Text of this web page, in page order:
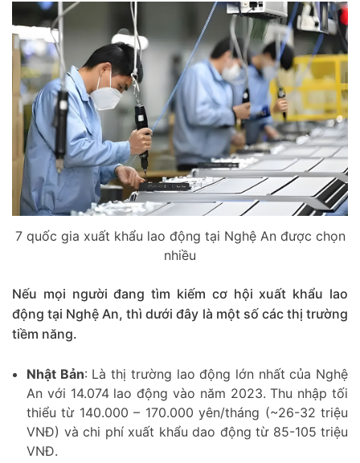
7 quốc gia xuất khẩu lao động tại Nghệ An được chọn
nhiều
Nếu mọi người đang tìm kiếm cơ hội xuất khẩu lao
động tại Nghệ An, thì dưới đây là một số các thị trường
tiềm năng.
Nhật Bản: Là thị trường lao động lớn nhất của Nghệ
An với 14.074 lao động vào năm 2023. Thu nhập tối
thiểu từ 140.000 – 170.000 yên/tháng (~26-32 triệu
VNĐ) và chi phí xuất khẩu dao động từ 85-105 triệu
VNĐ.